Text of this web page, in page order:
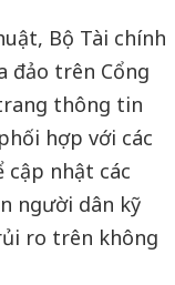
Bộ Tài chính
đảo trên Cổng
thông tin
hợp với các
cập nhật các
người dân kỹ
ro trên không